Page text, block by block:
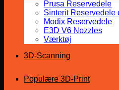
Prusa Reservedele
Sinterit Reservedele
Modix Reservedele
E3D V6 Nozzles
Værktøj
3D-Scanning
Populære 3D-Print